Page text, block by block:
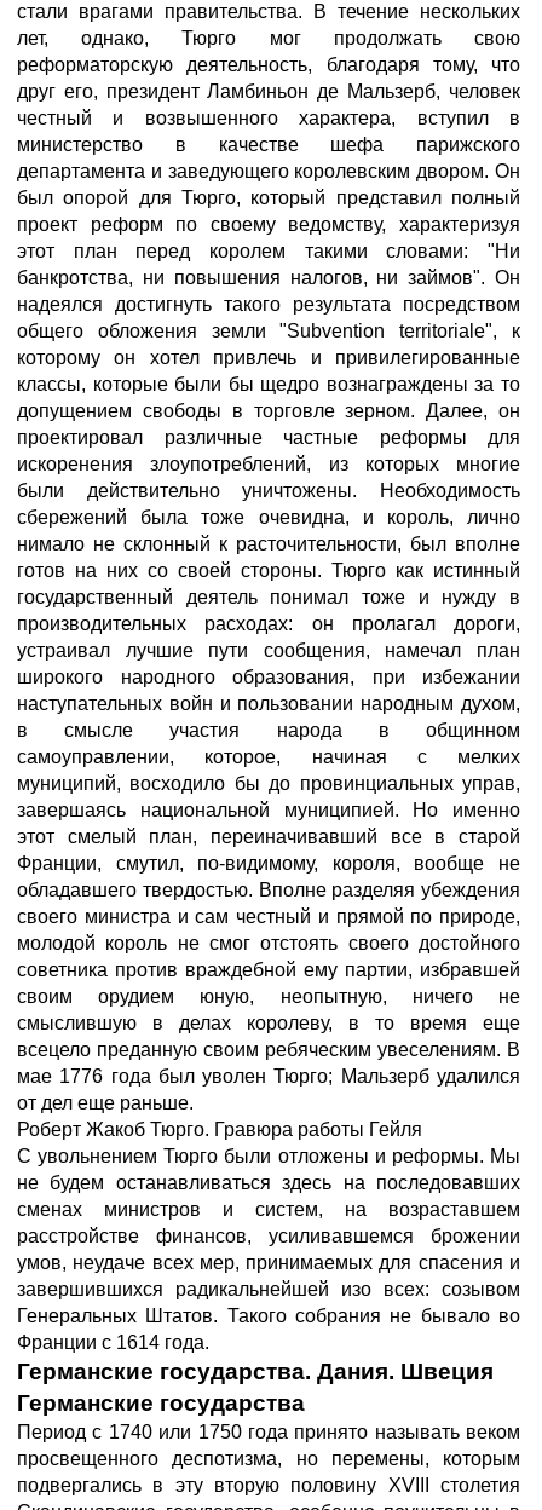
стали врагами правительства. В течение нескольких
лет, однако, Тюрго мог продолжать свою
реформаторскую деятельность, благодаря тому, что
друг его, президент Ламбиньон де Мальзерб, человек
честный и возвышенного характера, вступил в
министерство в качестве шефа парижского
департамента и заведующего королевским двором. Он
был опорой для Тюрго, который представил полный
проект реформ по своему ведомству, характеризуя
этот план перед королем такими словами: "Ни
банкротства, ни повышения налогов, ни займов". Он
надеялся достигнуть такого результата посредством
общего обложения земли "Subvention territoriale", к
которому он хотел привлечь и привилегированные
классы, которые были бы щедро вознаграждены за то
допущением свободы в торговле зерном. Далее, он
проектировал различные частные реформы для
искоренения злоупотреблений, из которых многие
были действительно уничтожены. Необходимость
сбережений была тоже очевидна, и король, лично
нимало не склонный к расточительности, был вполне
готов на них со своей стороны. Тюрго как истинный
государственный деятель понимал тоже и нужду в
производительных расходах: он пролагал дороги,
устраивал лучшие пути сообщения, намечал план
широкого народного образования, при избежании
наступательных войн и пользовании народным духом,
в смысле участия народа в общинном
самоуправлении, которое, начиная с мелких
муниципий, восходило бы до провинциальных управ,
завершаясь национальной муниципией. Но именно
этот смелый план, переиначивавший все в старой
Франции, смутил, по-видимому, короля, вообще не
обладавшего твердостью. Вполне разделяя убеждения
своего министра и сам честный и прямой по природе,
молодой король не смог отстоять своего достойного
советника против враждебной ему партии, избравшей
своим орудием юную, неопытную, ничего не
смыслившую в делах королеву, в то время еще
всецело преданную своим ребяческим увеселениям. В
мае 1776 года был уволен Тюрго; Мальзерб удалился
от дел еще раньше.
Роберт Жакоб Тюрго. Гравюра работы Гейля
С увольнением Тюрго были отложены и реформы. Мы
не будем останавливаться здесь на последовавших
сменах министров и систем, на возраставшем
расстройстве финансов, усиливавшемся брожении
умов, неудаче всех мер, принимаемых для спасения и
завершившихся радикальнейшей изо всех: созывом
Генеральных Штатов. Такого собрания не бывало во
Франции с 1614 года.
Германские государства. Дания. Швеция
Германские государства
Период с 1740 или 1750 года принято называть веком
просвещенного деспотизма, но перемены, которым
подвергались в эту вторую половину XVIII столетия